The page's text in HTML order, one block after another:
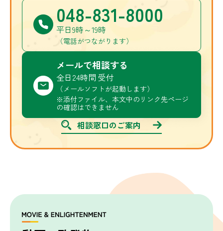
048-831-8000
平日9時～19時
（電話がつながります）
メールで相談する
全日24時間 受付
（メールソフトが起動します）
※添付ファイル、本文中のリンク先ページ
の確認はできません
相談窓口のご案内